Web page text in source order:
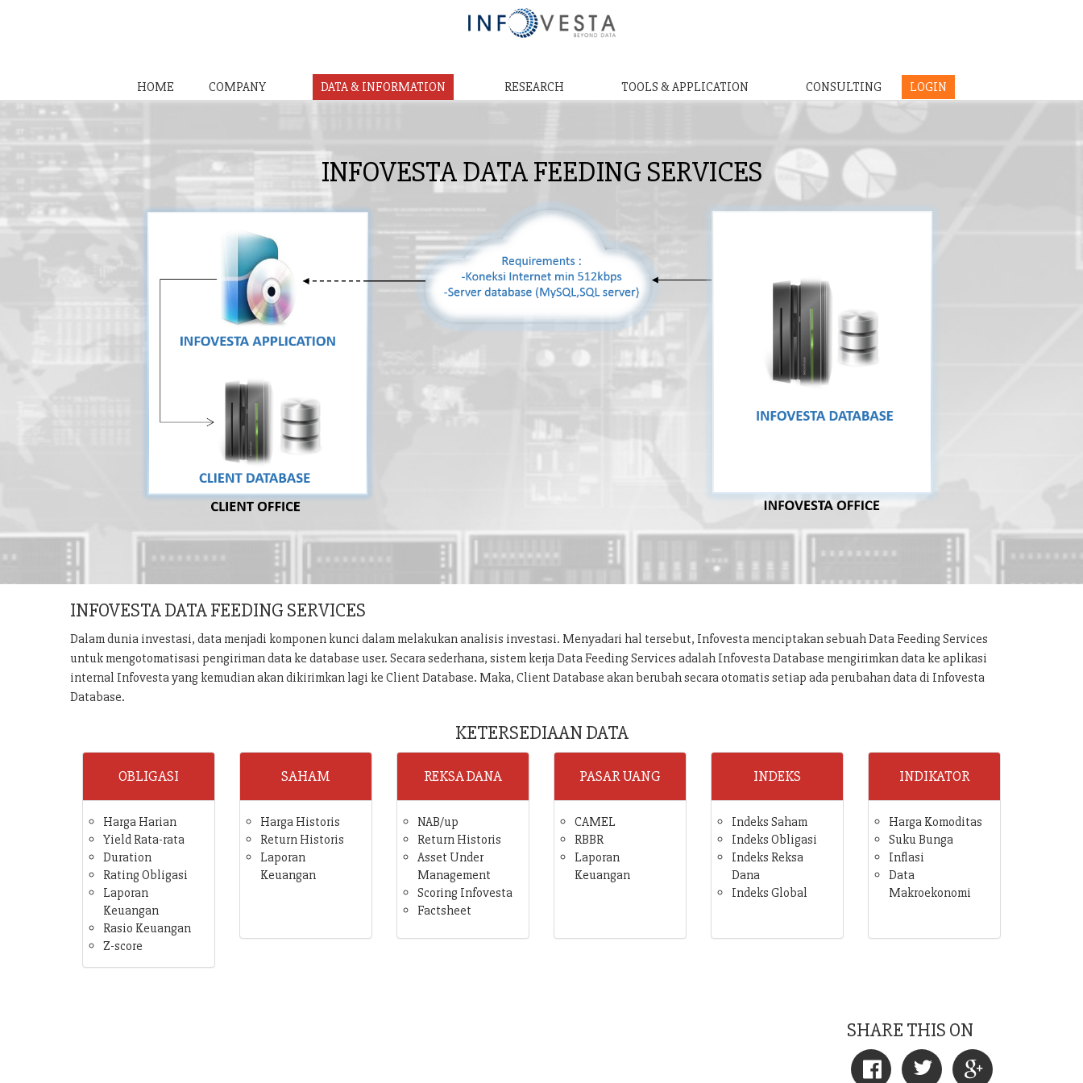
HOME COMPANY DATA & INFORMATION RESEARCH TOOLS & APPLICATION CONSULTING LOGIN
INFOVESTA DATA FEEDING SERVICES
INFOVESTA DATA FEEDING SERVICES
Dalam dunia investasi, data menjadi komponen kunci dalam melakukan analisis investasi. Menyadari hal tersebut, Infovesta menciptakan sebuah Data Feeding Services
untuk mengotomatisasi pengiriman data ke database user. Secara sederhana, sistem kerja Data Feeding Services adalah Infovesta Database mengirimkan data ke aplikasi
internal Infovesta yang kemudian akan dikirimkan lagi ke Client Database. Maka, Client Database akan berubah secara otomatis setiap ada perubahan data di Infovesta
Database.
KETERSEDIAAN DATA
OBLIGASI
Harga Harian
Yield Rata-rata
Duration
Rating Obligasi
Laporan
Keuangan
Rasio Keuangan
Z-score
SAHAM
Harga Historis
Return Historis
Laporan
Keuangan
REKSA DANA
NAB/up
Return Historis
Asset Under
Management
Scoring Infovesta
Factsheet
PASAR UANG
CAMEL
RBBR
Laporan
Keuangan
INDEKS
Indeks Saham
Indeks Obligasi
Indeks Reksa
Dana
Indeks Global
INDIKATOR
Harga Komoditas
Suku Bunga
Inflasi
Data
Makroekonomi
SHARE THIS ON